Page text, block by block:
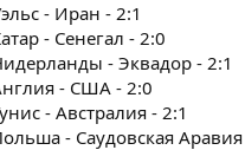
- Иран - 2:1
- Сенегал - 2:0
- Эквадор - 2:1
- США - 2:0
- Австралия - 2:1
- Саудовская